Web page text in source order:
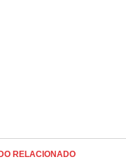
RELACIONADO